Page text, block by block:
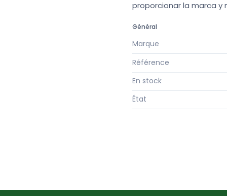
proporcionar la marca y
Général
Marque
Référence
En stock
État